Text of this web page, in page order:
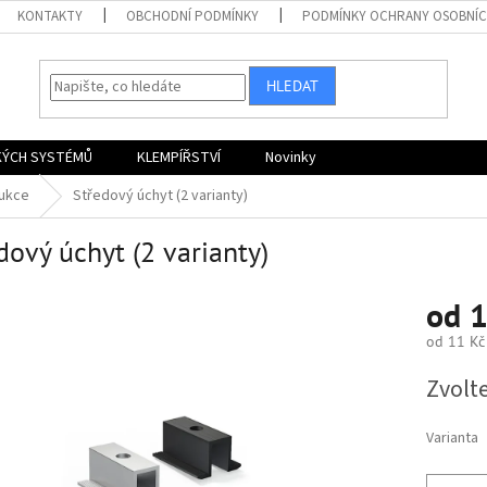
KONTAKTY OBCHODNÍ PODMÍNKY PODMÍNKY OCHRANY
HLEDAT
SYSTÉMŮ KLEMPÍŘSTVÍ
Novinky
Středový úchyt (2 varianty)
úchyt (2 varianty)
od
od 11 Kč
cena:
Varianta